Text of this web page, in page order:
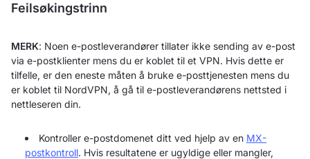
Feilsøkingstrinn
MERK: Noen e-postleverandører tillater ikke sending av e-post
via e-postklienter mens du er koblet til et VPN. Hvis dette er
tilfelle, er den eneste måten å bruke e-posttjenesten mens du
er koblet til NordVPN, å gå til e-postleverandørens nettsted i
nettleseren din.
Kontroller e-postdomenet ditt ved hjelp av en MX-
postkontroll. Hvis resultatene er ugyldige eller mangler,